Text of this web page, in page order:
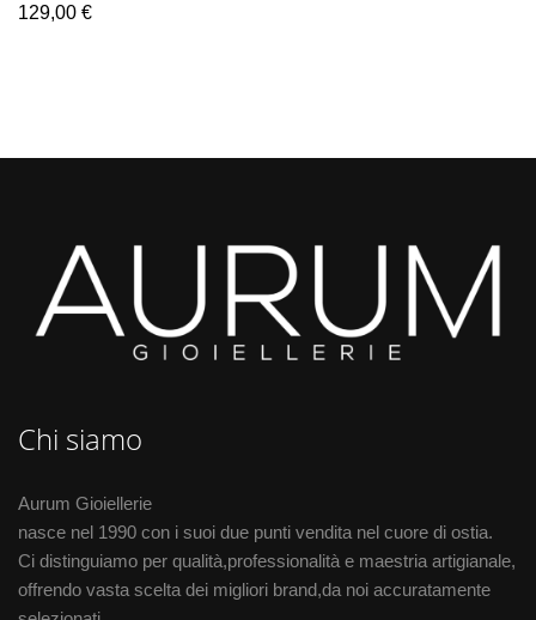
129,00 €
Chi siamo
Aurum Gioiellerie
nasce nel 1990 con i suoi due punti vendita nel cuore di ostia.
Ci distinguiamo per qualità,professionalità e maestria artigianale,
offrendo vasta scelta dei migliori brand,da noi accuratamente